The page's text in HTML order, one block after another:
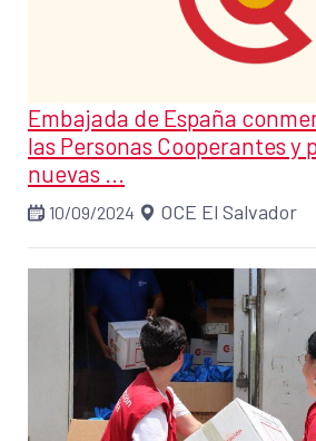
Embajada de España
las Personas Cooperantes y
nuevas ...
10/09/2024 OCE El Salvador